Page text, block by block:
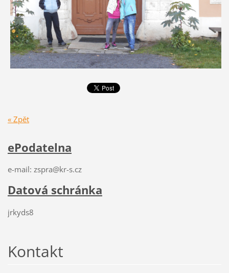
« Zpět
ePodatelna
e-mail: zspra@kr-s.cz
Datová schránka
jrkyds8
Kontakt